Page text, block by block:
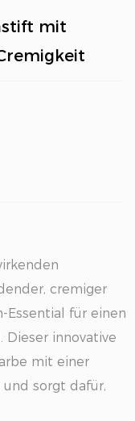
mit
cremiger
Essential für einen
Dieser innovative
mit einer
und sorgt dafür,